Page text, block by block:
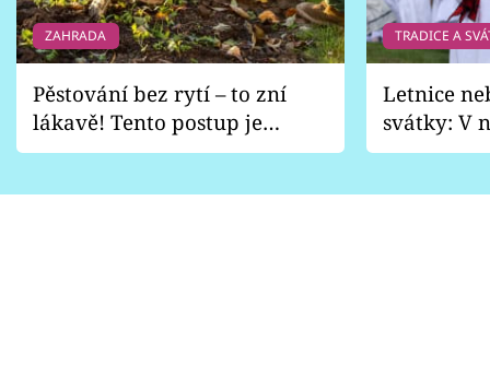
ZAHRADA
Pěstování bez rytí – to zní
lákavě! Tento postup je
vhodný jen pro některé
TRADICE A
Letnice
svátky: V
pondělí